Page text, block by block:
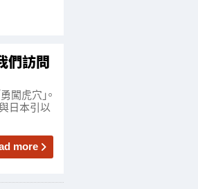
們訪問
虎穴」。
日本引以
more